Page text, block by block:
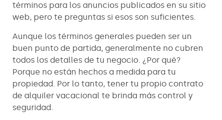
términos para los anuncios publicados en su sitio
web, pero te preguntas si esos son suficientes.
Aunque los términos generales pueden ser un
buen punto de partida, generalmente no cubren
todos los detalles de tu negocio. ¿Por qué?
Porque no están hechos a medida para tu
propiedad. Por lo tanto, tener tu propio contrato
de alquiler vacacional te brinda más control y
seguridad.